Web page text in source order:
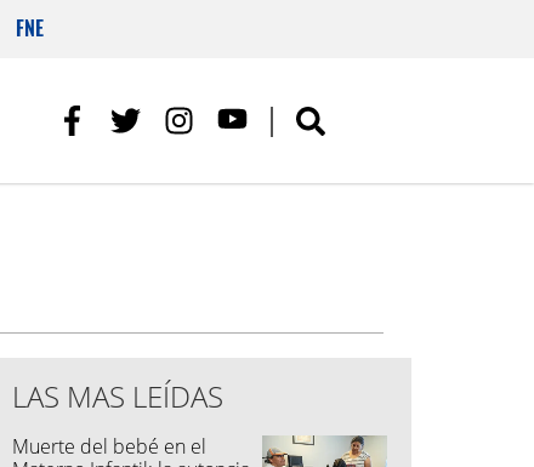
FNE
LAS MAS LEÍDAS
Muerte del bebé en el